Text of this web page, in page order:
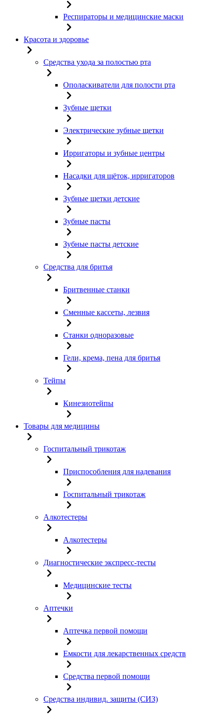
Респираторы и медицинские маски
Красота и здоровье
Средства ухода за полостью рта
Ополаскиватели для полости рта
Зубные щетки
Электрические зубные щетки
Ирригаторы и зубные центры
Насадки для щёток, ирригаторов
Зубные щетки детские
Зубные пасты
Зубные пасты детские
Средства для бритья
Бритвенные станки
Сменные кассеты, лезвия
Станки одноразовые
Гели, крема, пена для бритья
Тейпы
Кинезиотейпы
Товары для медицины
Госпитальный трикотаж
Приспособления для надевания
Госпитальный трикотаж
Алкотестеры
Алкотестеры
Диагностические экспресс-тесты
Медицинские тесты
Аптечки
Аптечка первой помощи
Емкости для лекарственных средств
Средства первой помощи
Средства индивид. защиты (СИЗ)